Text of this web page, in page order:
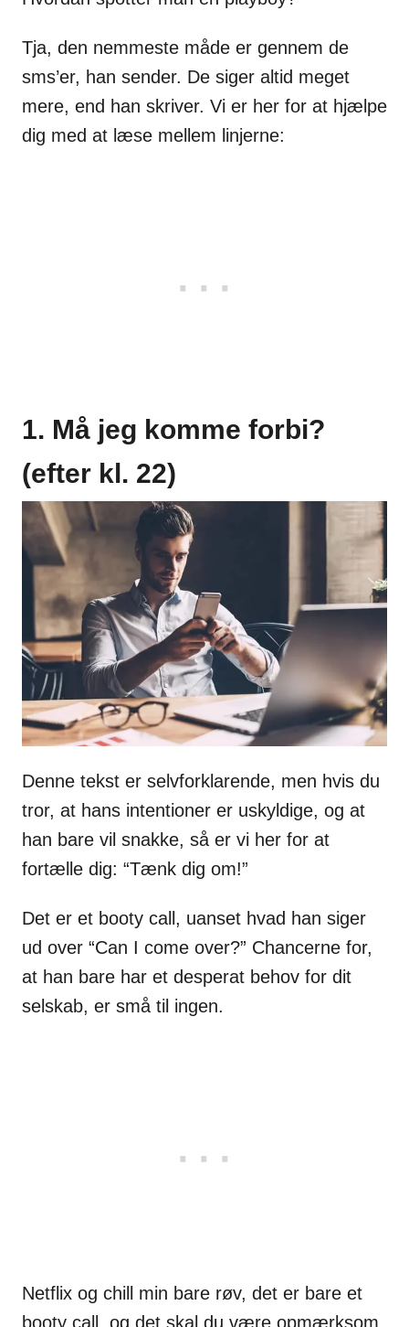
Tja, den nemmeste måde er gennem de
sms’er, han sender. De siger altid meget
mere, end han skriver. Vi er her for at hjælpe
dig med at læse mellem linjerne:
1. Må jeg komme forbi?
(efter kl. 22)
Denne tekst er selvforklarende, men hvis du
tror, at hans intentioner er uskyldige, og at
han bare vil snakke, så er vi her for at
fortælle dig: “Tænk dig om!”
Det er et booty call, uanset hvad han siger
ud over “Can I come over?” Chancerne for,
at han bare har et desperat behov for dit
selskab, er små til ingen.
Netflix og chill min bare røv, det er bare et
booty call, og det skal du være opmærksom